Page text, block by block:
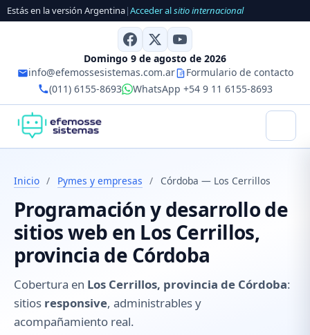
Estás en la versión Argentina|Acceder alsitio internacional
Domingo 9 de agosto de 2026
info@efemossesistemas.com.ar
Formulario de contacto
(011) 6155-8693
WhatsApp +54 9 11 6155-8693
Inicio / Pymes y empresas / Córdoba — Los Cerrillos
Programación y desarrollo de
sitios web en Los Cerrillos,
provincia de Córdoba
Cobertura en Los Cerrillos, provincia de Córdoba:
sitios responsive, administrables y
acompañamiento real.